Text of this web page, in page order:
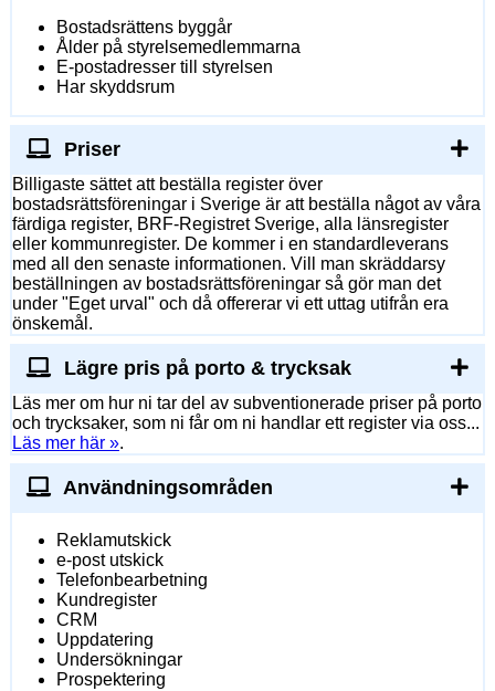
Bostadsrättens byggår
Ålder på styrelsemedlemmarna
E-postadresser till styrelsen
Har skyddsrum
Priser
Billigaste sättet att beställa register över
bostadsrättsföreningar i Sverige är att beställa något av våra
färdiga register, BRF-Registret Sverige, alla länsregister
eller kommunregister. De kommer i en standardleverans
med all den senaste informationen. Vill man skräddarsy
beställningen av bostadsrättsföreningar så gör man det
under "Eget urval" och då offererar vi ett uttag utifrån era
önskemål.
Lägre pris på porto & trycksak
Läs mer om hur ni tar del av subventionerade priser på porto
och trycksaker, som ni får om ni handlar ett register via oss...
Läs mer här ».
Användningsområden
Reklamutskick
e-post utskick
Telefonbearbetning
Kundregister
CRM
Uppdatering
Undersökningar
Prospektering